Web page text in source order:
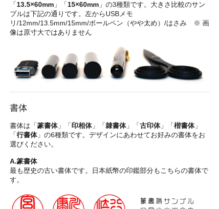
「13.5×60mm 」「15×60mm 」の3種類です。大きさ比較のサン
プルは下記の通りです。左からUSBメモ
リ/12mm/13.5mm/15mm/ボールペン（やや太め）/はさみ ※ 画
像は原寸大ではありません
書体
書体は「篆書体」「印相体」「隷書体」「古印体」「楷書体」
「行書体」の6種類です。デザインにあわせてお好みの書体をお
選びください。
A.篆書体
最も歴史の古い書体です。日本紙幣の印鑑部分もこちらの書体で
す。